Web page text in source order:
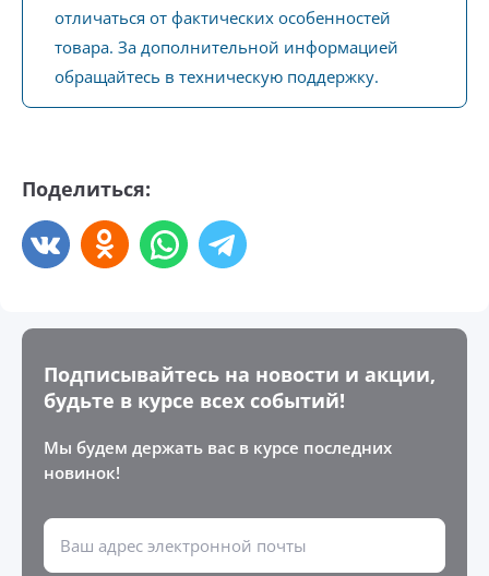
отличаться от фактических особенностей
товара. За дополнительной информацией
обращайтесь в техническую поддержку.
Поделиться:
Подписывайтесь на новости и акции,
будьте в курсе всех событий!
Мы будем держать вас в курсе последних
новинок!